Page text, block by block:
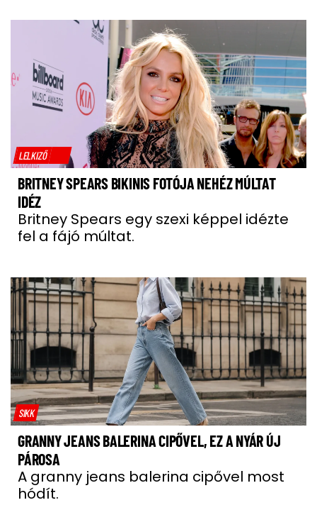
LELKIZŐ
BRITNEY SPEARS BIKINIS FOTÓJA NEHÉZ MÚLTAT
IDÉZ
Britney Spears egy szexi képpel idézte
fel a fájó múltat.
SIKK
GRANNY JEANS BALERINA CIPŐVEL, EZ A NYÁR ÚJ
PÁROSA
A granny jeans balerina cipővel most
hódít.